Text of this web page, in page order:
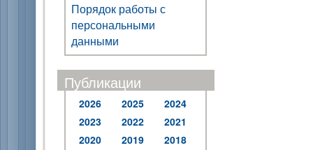
Порядок работы с
персональными
данными
Публикации
2026 2025
2024
2023
2022
2021
2020
2019
2018